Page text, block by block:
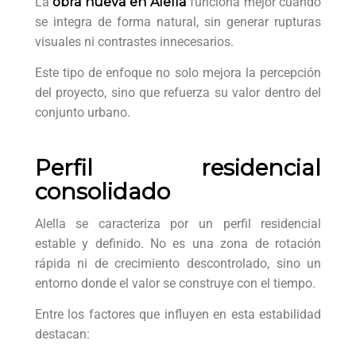
se integra de forma natural, sin generar rupturas
visuales ni contrastes innecesarios.
Este tipo de enfoque no solo mejora la percepción
del proyecto, sino que refuerza su valor dentro del
conjunto urbano.
Perfil residencial
consolidado
Alella se caracteriza por un perfil residencial
estable y definido. No es una zona de rotación
rápida ni de crecimiento descontrolado, sino un
entorno donde el valor se construye con el tiempo.
Entre los factores que influyen en esta estabilidad
destacan: